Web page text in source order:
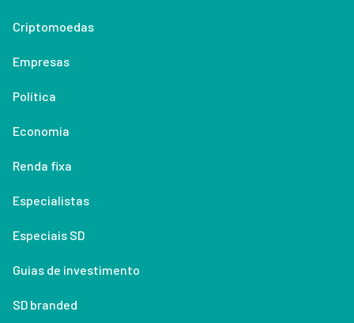
Criptomoedas
Empresas
Política
Economia
Renda fixa
Especialistas
Especiais SD
Guias de investimento
SD branded